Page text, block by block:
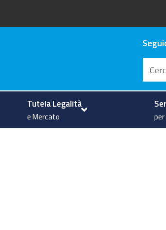
Tutela Legalità
e Mercato per